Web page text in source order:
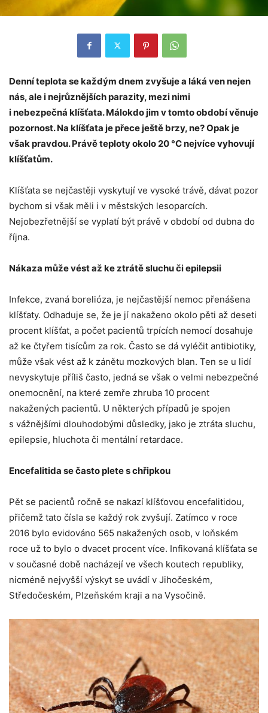
Denní teplota se každým dnem zvyšuje a láká ven nejen
nás, ale i nejrůznějších parazity, mezi nimi
i nebezpečná klíšťata. Málokdo jim v tomto období věnuje
pozornost. Na klíšťata je přece ještě brzy, ne? Opak je
však pravdou. Právě teploty okolo 20 °C nejvíce vyhovují
klíšťatům.
Klíšťata se nejčastěji vyskytují ve vysoké trávě, dávat pozor
bychom si však měli i v městských lesoparcích.
Nejobezřetnější se vyplatí být právě v období od dubna do
října.
Nákaza může vést až ke ztrátě sluchu či epilepsii
Infekce, zvaná borelióza, je nejčastější nemoc přenášena
klíšťaty. Odhaduje se, že je jí nakaženo okolo pěti až deseti
procent klíšťat, a počet pacientů trpících nemocí dosahuje
až ke čtyřem tisícům za rok. Často se dá vyléčit antibiotiky,
může však vést až k zánětu mozkových blan. Ten se u lidí
nevyskytuje příliš často, jedná se však o velmi nebezpečné
onemocnění, na které zemře zhruba 10 procent
nakažených pacientů. U některých případů je spojen
s vážnějšími dlouhodobými důsledky, jako je ztráta sluchu,
epilepsie, hluchota či mentální retardace.
Encefalitida se často plete s chřipkou
Pět se pacientů ročně se nakazí klíšťovou encefalitidou,
přičemž tato čísla se každý rok zvyšují. Zatímco v roce
2016 bylo evidováno 565 nakažených osob, v loňském
roce už to bylo o dvacet procent více. Infikovaná klíšťata se
v současné době nacházejí ve všech koutech republiky,
nicméně nejvyšší výskyt se uvádí v Jihočeském,
Středočeském, Plzeňském kraji a na Vysočině.